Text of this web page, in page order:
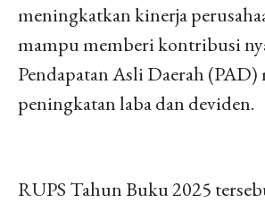
meningkatkan kinerja
mampu memberi kontribusi
Pendapatan Asli Daerah
peningkatan laba dan deviden.
RUPS Tahun Buku 2025